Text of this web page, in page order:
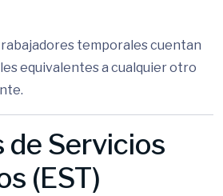
temporales cuentan
equivalentes a cualquier otro
de Servicios
(EST)